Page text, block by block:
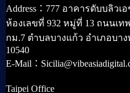
Address：777 อาคารดับบลิวเ
ห้องเลขที่ 932 หมู่ที่ 13 ถนนเท
กม.7 ตำบลบางแก้ว อำเภอบา
10540
E-Mail：
Taipei Office